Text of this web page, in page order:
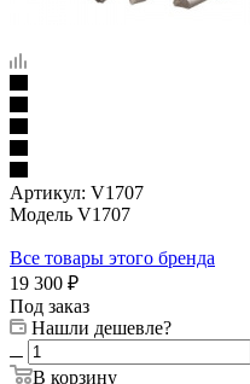
Артикул: V1707
Модель V1707
Все товары этого бренда
19 300 ₽
Под заказ
Нашли дешевле?
В корзину